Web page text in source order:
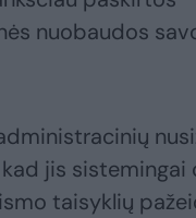
nuobaudos
jis sistemingai
taisyklių